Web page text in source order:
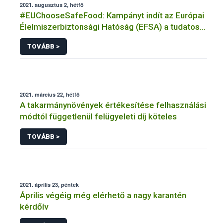
2021. augusztus 2, hétfő
#EUChooseSafeFood: Kampányt indít az Európai
Élelmiszerbiztonsági Hatóság (EFSA) a tudatos
élelmiszer-választásról
TOVÁBB >
2021. március 22, hétfő
A takarmánynövények értékesítése felhasználási
módtól függetlenül felügyeleti díj köteles
TOVÁBB >
2021. április 23, péntek
Április végéig még elérhető a nagy karantén
kérdőív